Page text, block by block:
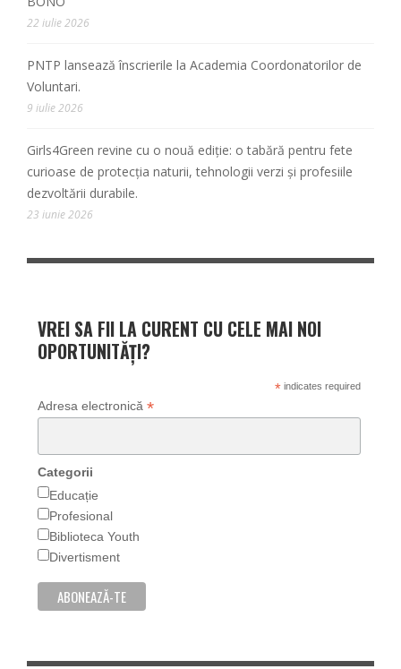
22 iulie 2026
PNTP lansează înscrierile la Academia Coordonatorilor de
Voluntari.
9 iulie 2026
Girls4Green revine cu o nouă ediție: o tabără pentru fete
curioase de protecția naturii, tehnologii verzi și profesiile
dezvoltării durabile.
23 iunie 2026
VREI SA FII LA CURENT CU CELE MAI NOI
OPORTUNITĂȚI?
*indicates required
Adresa electronică *
Categorii
Educație
Profesional
Biblioteca Youth
Divertisment